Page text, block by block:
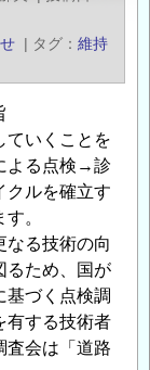
| タグ
維持
ていくことを
よる点検→診
ルを確立す
。
なる技術の向
るため、国が
基づく点検調
有する技術者
査会は「道路